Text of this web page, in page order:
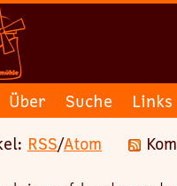
Über Suche Links
RSS/Atom